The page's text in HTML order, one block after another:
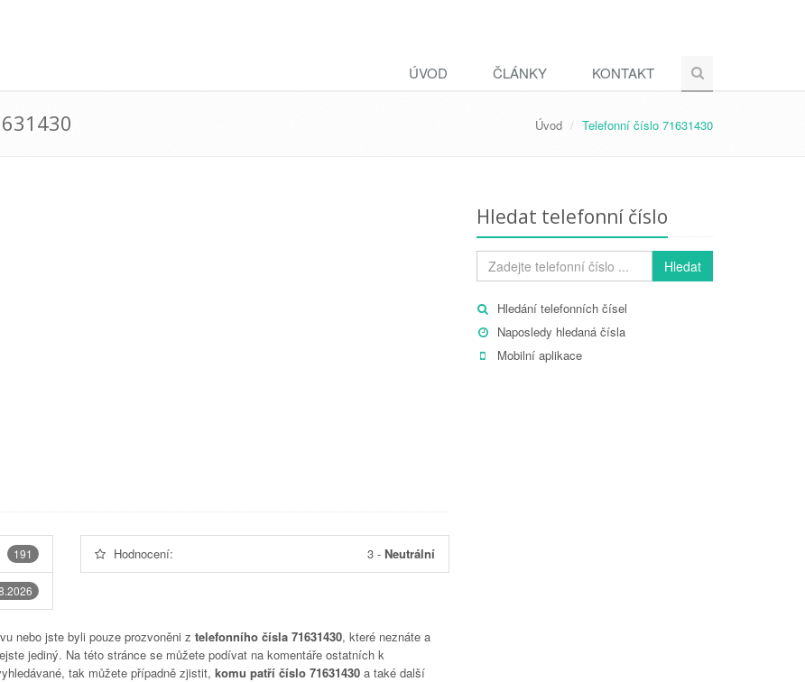
ÚVOD ČLÁNKY KONTAKT
Úvod Telefonní číslo 71631430
191 Hodnocení: 3- Neutrální
nebo jste byli pouze prozvoněni z telefonního čísla 71631430, které neznáte a
jediný. Na této stránce se můžete podívat na komentáře ostatních k
tak můžete případně zjistit, komu patří číslo 71631430 a také další
Hledat telefonní číslo
Hledat
Hledání telefonních čísel
Naposledy hledaná čísla
Mobilní aplikace